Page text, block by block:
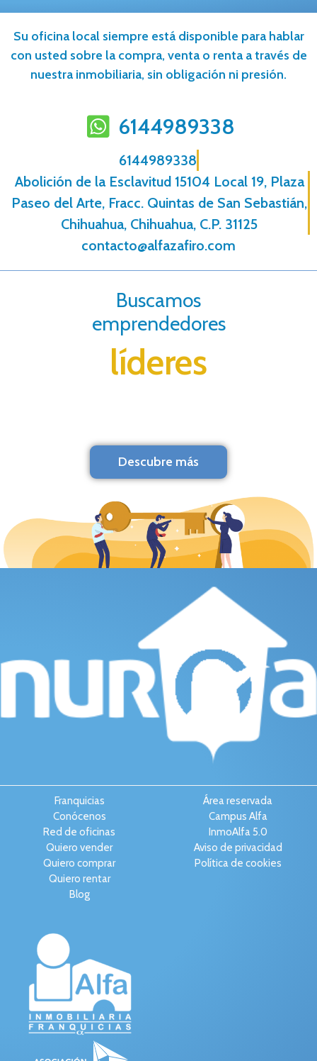
Su oficina local siempre está disponible para hablar
con usted sobre la compra, venta o renta a través de
nuestra inmobiliaria, sin obligación ni presión.
6144989338
6144989338
Abolición de la Esclavitud 15104 Local 19, Plaza
Paseo del Arte, Fracc. Quintas de San Sebastián,
Chihuahua, Chihuahua, C.P. 31125
contacto@alfazafiro.com
Buscamos
emprendedores
líderes
Descubre más
Franquicias
Conócenos
Red de oficinas
Quiero vender
Quiero comprar
Quiero rentar
Blog
Área reservada
Campus Alfa
InmoAlfa 5.0
Aviso de privacidad
Política de cookies